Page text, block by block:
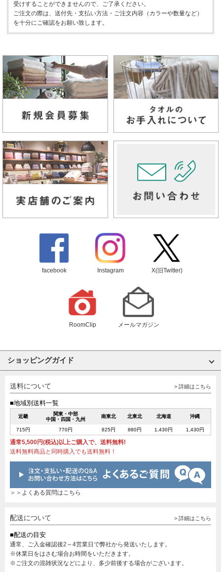
受けすることができませんので、ご了承ください。
ご注文の際は、送付先・支払い方法・ご注文内容（カラーや数量など）
を十分にご確認をお願い致します。
facebook Instagram X(旧Twitter)
RoomClip メールマガジン
ショッピングガイド
送料について > 詳細はこちら
■地域別送料一覧
近畿
関東・中部
中国・四国・九州
南東北 北東北 北海道 沖縄
715円 770円 825円 880円 1,430円 1,430円
通常5,500円(税込)以上ご購入で、送料無料!
送料無料商品と同時購入でも送料無料！
＞＞よくある質問はこちら
配送について > 詳細はこちら
■配送の目安
通常、ご入金確認後2～4営業日で弊社から発送いたします。
※休業日をはさむ場合お時間をいただきます。
※ご注文の混雑状況などにより、多少前後する場合がございます。